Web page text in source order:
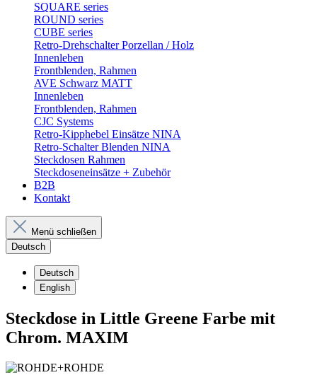
SQUARE series
ROUND series
CUBE series
Retro-Drehschalter Porzellan / Holz
Innenleben
Frontblenden, Rahmen
AVE Schwarz MATT
Innenleben
Frontblenden, Rahmen
CJC Systems
Retro-Kipphebel Einsätze NINA
Retro-Schalter Blenden NINA
Steckdosen Rahmen
Steckdoseneinsätze + Zubehör
B2B
Kontakt
Menü schließen
Deutsch
Deutsch
English
Steckdose in Little Greene Farbe mit
Chrom. MAXIM